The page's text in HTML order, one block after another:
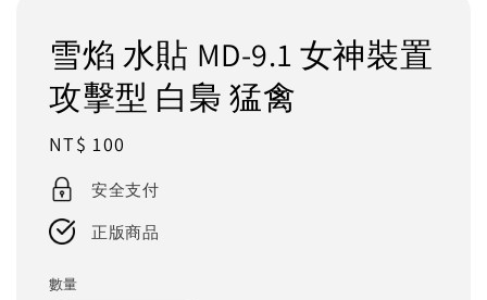
雪焰 水貼 MD-9.1 女神裝置
攻擊型 白梟 猛禽
Regular
price
NT$ 100
安全支付
正版商品
數量